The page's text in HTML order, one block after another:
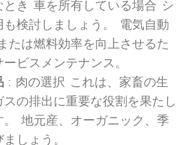
き 車を所有している場合 シ
も検討しましょう。 電気自動
たは燃料効率を向上させるた
ビスメンテナンス。
: 肉の選択 これは、家畜の生
の排出に重要な役割を果たし
地元産、オーガニック、季
しょう。